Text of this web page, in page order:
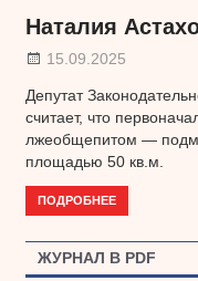
Наталия
15.09.2025
Депутат
считает, что
лжеобщепитом —
площадью 50 кв.м.
ПОДРОБНЕЕ
ЖУРНАЛ В PDF